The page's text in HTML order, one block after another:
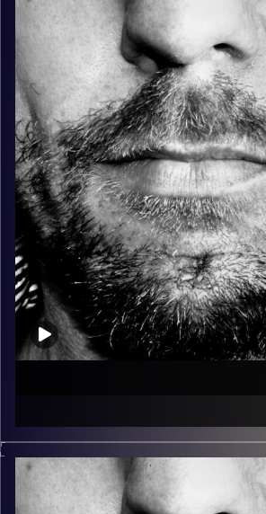
David
של הופעות חיות. הרבה ג'אם, רוק,
בלוז, bluegrass, ג'אז, Fאנק, פרוגרסיב ואפילו אלקטרוניקה.